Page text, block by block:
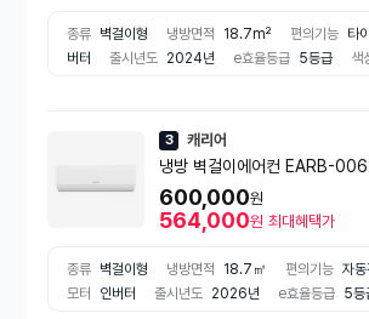
종류 벽걸이형 냉방면적 18.7m² 편의기능 타
버터
출시년도 2024년 e효율등급 5등급 색
3 캐리어
냉방 벽걸이에어컨 EARB-
8.7㎡) [전국기본설치비 포함]
600,000원
564,000원 최대혜택가
종류 벽걸이형 냉방면적 18.7㎡ 편의기능 자
모터
인버터 출시년도 2026년 e효율등급 5등